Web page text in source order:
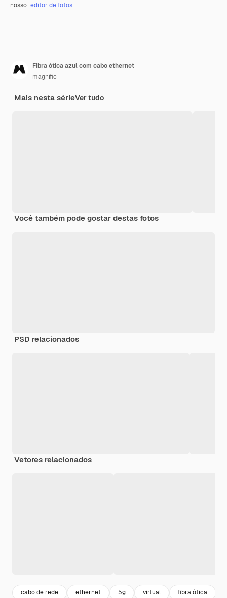
nosso editor de fotos.
Fibra ótica azul com cabo ethernet
magnific
Mais nesta sérieVer tudo
Você também pode gostar destas fotos
PSD relacionados
Vetores relacionados
cabo de rede ethernet 5g virtual fibra ótica